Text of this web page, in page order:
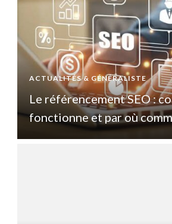
ACTUALITÉS & GÉNÉRALISTE
Le référencement SEO :
fonctionne et par où